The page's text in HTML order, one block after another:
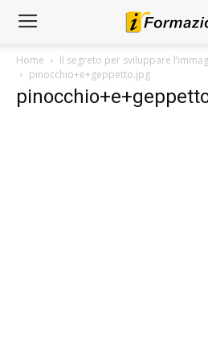
Home
Il segreto per sviluppare
pinocchio+e+geppetto.jpg